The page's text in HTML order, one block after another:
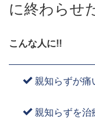
に終わらせ
こんな人に!!
親知らずが痛
親知らずを治